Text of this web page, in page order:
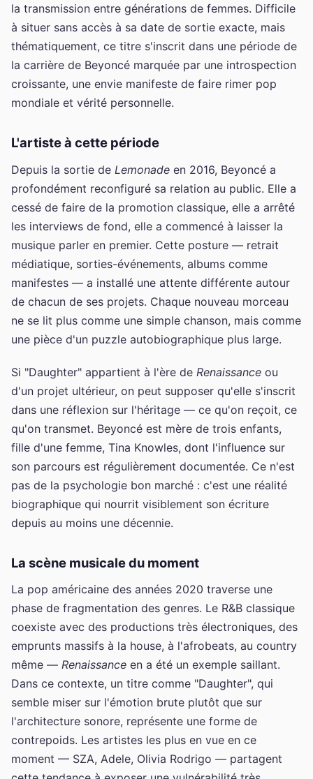
la transmission entre générations de femmes. Difficile
à situer sans accès à sa date de sortie exacte, mais
thématiquement, ce titre s'inscrit dans une période de
la carrière de Beyoncé marquée par une introspection
croissante, une envie manifeste de faire rimer pop
mondiale et vérité personnelle.
L'artiste à cette période
Depuis la sortie de Lemonade en 2016, Beyoncé a
profondément reconfiguré sa relation au public. Elle a
cessé de faire de la promotion classique, elle a arrêté
les interviews de fond, elle a commencé à laisser la
musique parler en premier. Cette posture — retrait
médiatique, sorties-événements, albums comme
manifestes — a installé une attente différente autour
de chacun de ses projets. Chaque nouveau morceau
ne se lit plus comme une simple chanson, mais comme
une pièce d'un puzzle autobiographique plus large.
Si "Daughter" appartient à l'ère de Renaissance ou
d'un projet ultérieur, on peut supposer qu'elle s'inscrit
dans une réflexion sur l'héritage — ce qu'on reçoit, ce
qu'on transmet. Beyoncé est mère de trois enfants,
fille d'une femme, Tina Knowles, dont l'influence sur
son parcours est régulièrement documentée. Ce n'est
pas de la psychologie bon marché : c'est une réalité
biographique qui nourrit visiblement son écriture
depuis au moins une décennie.
La scène musicale du moment
La pop américaine des années 2020 traverse une
phase de fragmentation des genres. Le R&B classique
coexiste avec des productions très électroniques, des
emprunts massifs à la house, à l'afrobeats, au country
même — Renaissance en a été un exemple saillant.
Dans ce contexte, un titre comme "Daughter", qui
semble miser sur l'émotion brute plutôt que sur
l'architecture sonore, représente une forme de
contrepoids. Les artistes les plus en vue en ce
moment — SZA, Adele, Olivia Rodrigo — partagent